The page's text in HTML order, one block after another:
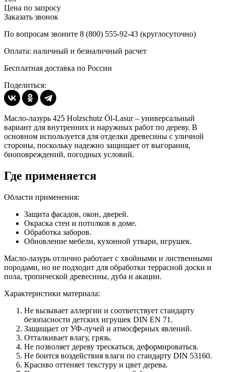
Цена по запросу
Заказать звонок
По вопросам звоните 8 (800) 555-92-43 (круглосуточно)
Оплата: наличный и безналичный расчет
Бесплатная доставка по России
Поделиться:
Масло-лазурь 425 Holzschutz Öl-Lasur – универсальный
вариант для внутренних и наружных работ по дереву. В
основном используется для отделки древесины с уличной
стороны, поскольку надежно защищает от выгорания,
биоповреждений, погодных условий.
Где применяется
Области применения:
Защита фасадов, окон, дверей.
Окраска стен и потолков в доме.
Обработка заборов.
Обновление мебели, кухонной утвари, игрушек.
Масло-лазурь отлично работает с хвойными и лиственными
породами, но не подходит для обработки террасной доски и
пола, тропической древесины, дуба и акации.
Характеристики материала:
Не вызывает аллергии и соответствует стандарту
безопасности детских игрушек DIN EN 71.
Защищает от УФ-лучей и атмосферных явлений.
Отталкивает влагу, грязь.
Не позволяет дереву трескаться, деформироваться.
Не боится воздействия влаги по стандарту DIN 53160.
Красиво оттеняет текстуру и цвет дерева.